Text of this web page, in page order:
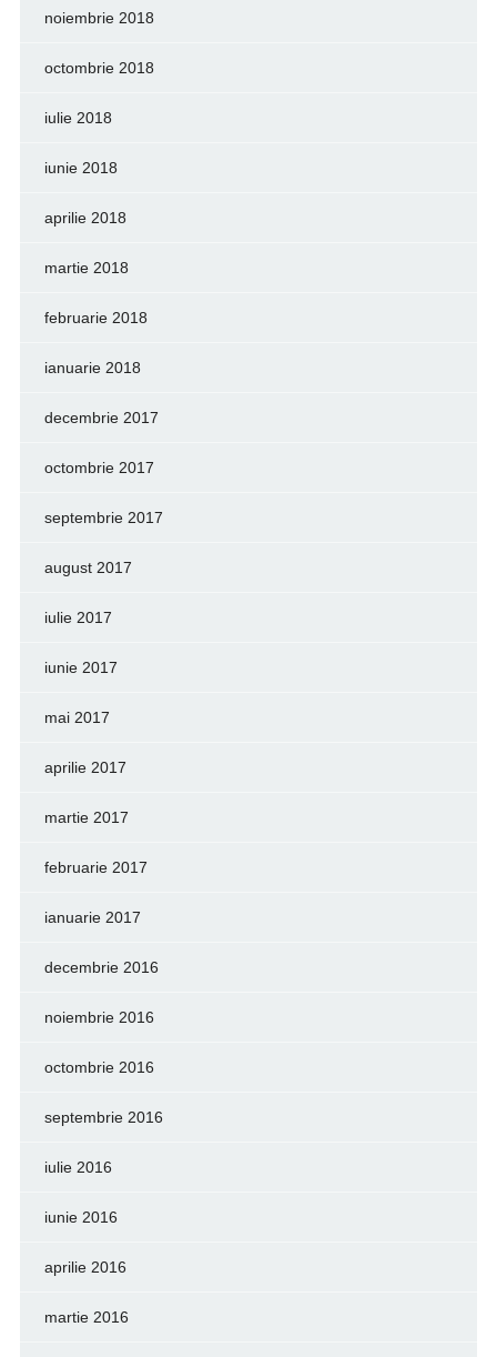
noiembrie 2018
octombrie 2018
iulie 2018
iunie 2018
aprilie 2018
martie 2018
februarie 2018
ianuarie 2018
decembrie 2017
octombrie 2017
septembrie 2017
august 2017
iulie 2017
iunie 2017
mai 2017
aprilie 2017
martie 2017
februarie 2017
ianuarie 2017
decembrie 2016
noiembrie 2016
octombrie 2016
septembrie 2016
iulie 2016
iunie 2016
aprilie 2016
martie 2016